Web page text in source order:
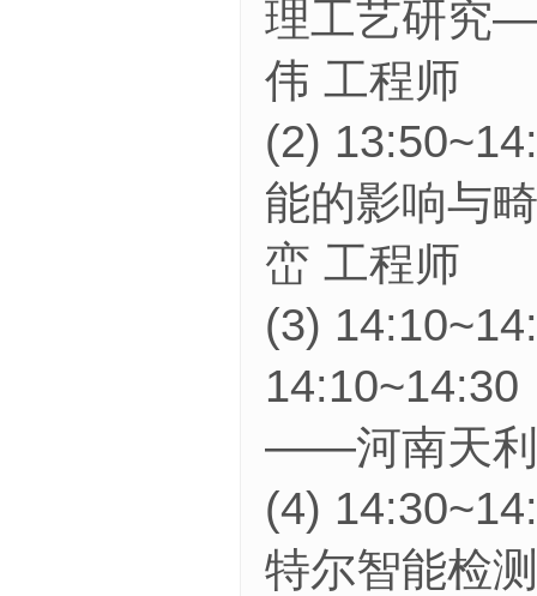
理工艺研究
伟 工程师
(2)
能的影响与
峦 工程师
(3)
——河南天利
(4)
特尔智能检